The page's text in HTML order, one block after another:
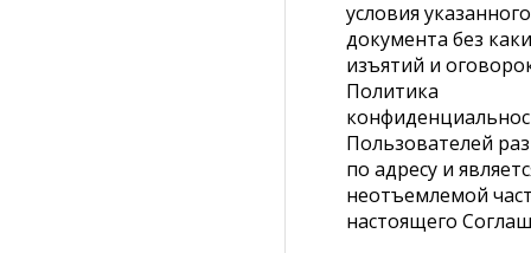
условия указанного
документа без
изъятий и
Политика
Пользователей
по адресу и
неотъемлемой
настоящего